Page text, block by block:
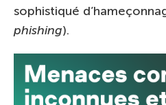
sophistiqué
phishing).